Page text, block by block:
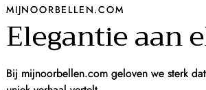
MIJNOORBELLEN.COM
Elegantie aan
Bij mijnoorbellen.com geloven we sterk